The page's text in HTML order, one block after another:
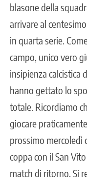
blasone della
arrivare al
in quarta serie.
campo, unico vero
insipienza calcistica
hanno gettato lo
totale. Ricordiamo
giocare
prossimo mercoledì
coppa con il San
match di ritorno. Si